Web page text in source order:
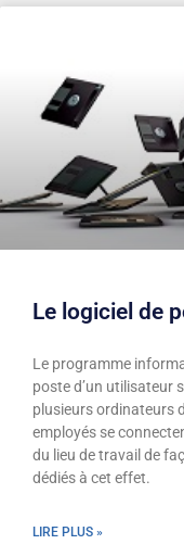
Le logiciel de
Le programme
poste d’un utilisateur
plusieurs ordinateurs
employés se
du lieu de travail de
dédiés à cet effet.
LIRE PLUS »